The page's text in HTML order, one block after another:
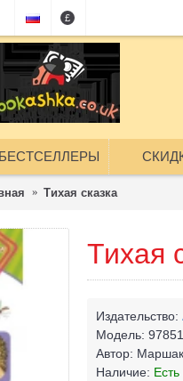
£
БЕСТСЕЛЛЕРЫ
Тихая сказка
Тихая
Издательство:
Модель:
Автор:
Наличие: